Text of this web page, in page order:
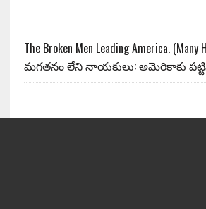
The Broken Men Leading America. (Many
మగతనం లేని నాయకులు: అమెరికాకు